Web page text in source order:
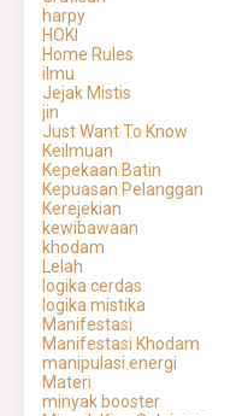
harpy
HOKI
Home Rules
ilmu
Jejak Mistis
jin
Just Want To Know
Keilmuan
Kepekaan Batin
Kepuasan Pelanggan
Kerejekian
kewibawaan
khodam
Lelah
logika cerdas
logika mistika
Manifestasi
Manifestasi Khodam
manipulasi energi
Materi
minyak booster